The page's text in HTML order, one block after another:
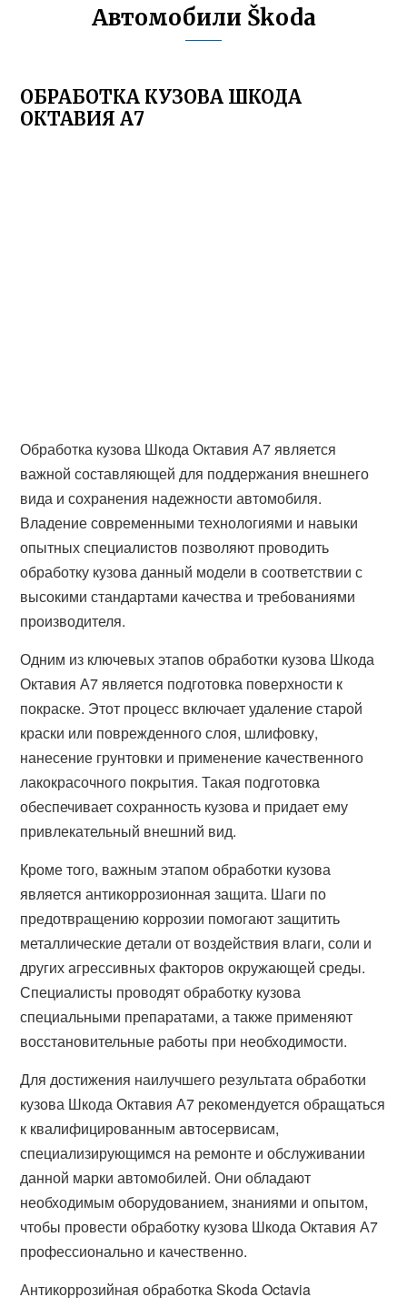
Автомобили Škoda
ОБРАБОТКА КУЗОВА ШКОДА
ОКТАВИЯ А7
Обработка кузова Шкода Октавия А7 является
важной составляющей для поддержания внешнего
вида и сохранения надежности автомобиля.
Владение современными технологиями и навыки
опытных специалистов позволяют проводить
обработку кузова данный модели в соответствии с
высокими стандартами качества и требованиями
производителя.
Одним из ключевых этапов обработки кузова Шкода
Октавия А7 является подготовка поверхности к
покраске. Этот процесс включает удаление старой
краски или поврежденного слоя, шлифовку,
нанесение грунтовки и применение качественного
лакокрасочного покрытия. Такая подготовка
обеспечивает сохранность кузова и придает ему
привлекательный внешний вид.
Кроме того, важным этапом обработки кузова
является антикоррозионная защита. Шаги по
предотвращению коррозии помогают защитить
металлические детали от воздействия влаги, соли и
других агрессивных факторов окружающей среды.
Специалисты проводят обработку кузова
специальными препаратами, а также применяют
восстановительные работы при необходимости.
Для достижения наилучшего результата обработки
кузова Шкода Октавия А7 рекомендуется обращаться
к квалифицированным автосервисам,
специализирующимся на ремонте и обслуживании
данной марки автомобилей. Они обладают
необходимым оборудованием, знаниями и опытом,
чтобы провести обработку кузова Шкода Октавия А7
профессионально и качественно.
Антикоррозийная обработка Skoda Octavia